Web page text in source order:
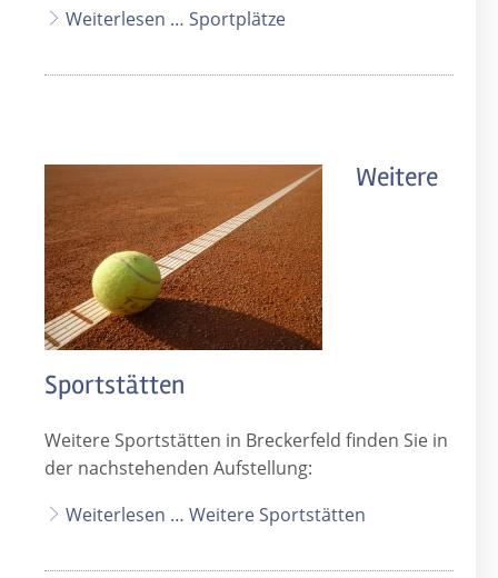
Weiterlesen … Sportplätze
Weitere
Sportstätten
Weitere Sportstätten in Breckerfeld finden Sie in
der nachstehenden Aufstellung:
Weiterlesen … Weitere Sportstätten